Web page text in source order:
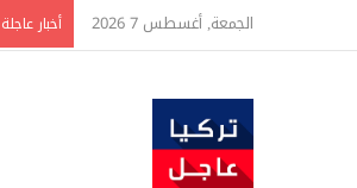
الجمعة, أغسطس 7 2026 أخبار عاجلة